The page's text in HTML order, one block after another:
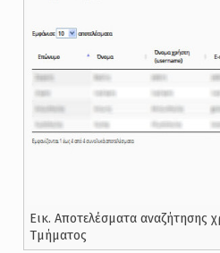
Εικ. Αποτελέσματα αναζήτησης
Τμήματος